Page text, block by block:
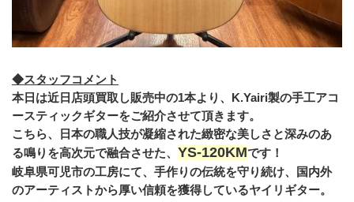
◆スタッフコメント
本日は近日店頭買取し販売中の1本より、K.Yairi製の手工アコ
ースティックギターをご紹介させて頂きます。
こちら、日本の職人技が凝縮された緻密な美しさと深みのあ
る鳴りを高次元で融合させた、 YS-120KMです！
岐阜県可児市の工房にて、手作りの伝統を守り続け、国内外
のアーティストから厚い信頼を獲得しているヤイリギター。